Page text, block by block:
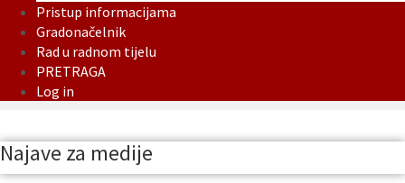
Pristup informacijama
Gradonačelnik
Rad u radnom tijelu
PRETRAGA
Log in
Najave za medije